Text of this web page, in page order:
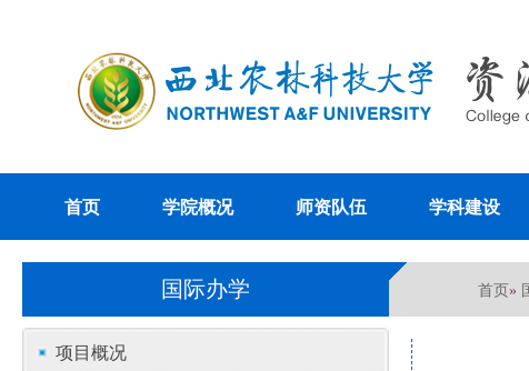
首页 学院概况 师资队伍 学科建设
国际办学 首页»
项目概况